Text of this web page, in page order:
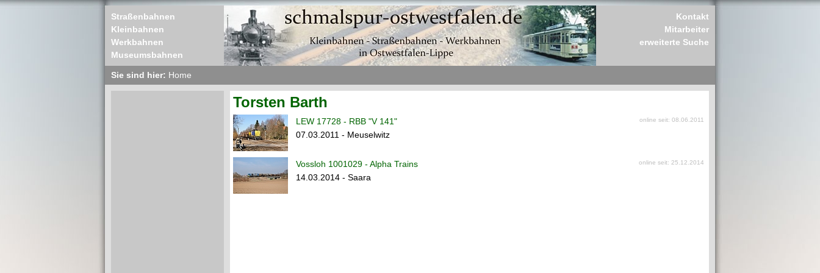
Straßenbahnen
Kleinbahnen
Werkbahnen
Museumsbahnen
Kontakt
Mitarbeiter
erweiterte Suche
Sie sind hier: Home
Torsten Barth
LEW 17728 - RBB "V 141" online seit: 08.06.2011
07.03.2011 - Meuselwitz
Vossloh 1001029 - Alpha Trains online seit: 25.12.2014
14.03.2014 - Saara